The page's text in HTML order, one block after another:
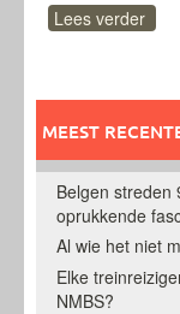
Lees verder
MEEST
Belgen streden
oprukkende
Al wie het niet
Elke
NMBS?